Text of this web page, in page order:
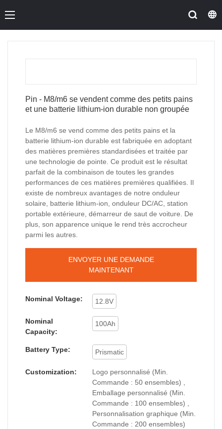
Pin - M8/m6 se vendent comme des petits pains
et une batterie lithium-ion durable non groupée
Le M8/m6 se vend comme des petits pains et la
batterie lithium-ion durable est fabriquée en adoptant
des matières premières standardisées et traitée par
une technologie de pointe. Ce produit est le résultat
parfait de la combinaison de toutes les grandes
performances de ces matières premières qualifiées. Il
existe de nombreux avantages de notre onduleur
solaire, batterie lithium-ion, onduleur DC/AC, station
portable extérieure, démarreur de saut de voiture. De
plus, son apparence unique le rend très accrocheur
parmi les autres.
ENVOYER UNE DEMANDE
MAINTENANT
Nominal Voltage: 12.8V
Nominal
Capacity:
100Ah
Battery Type: Prismatic
Customization:
Logo personnalisé (Min.
Commande : 50 ensembles) ,
Emballage personnalisé (Min.
Commande : 100 ensembles) ,
Personnalisation graphique (Min.
Commande : 200 ensembles)